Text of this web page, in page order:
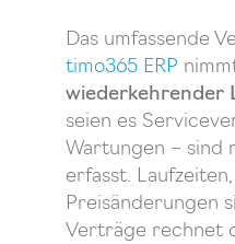
Das umfassende
timo365 ERP
wiederkehrender
seien es
Wartungen – sind
erfasst.
Preisänderungen
Verträge rechnet